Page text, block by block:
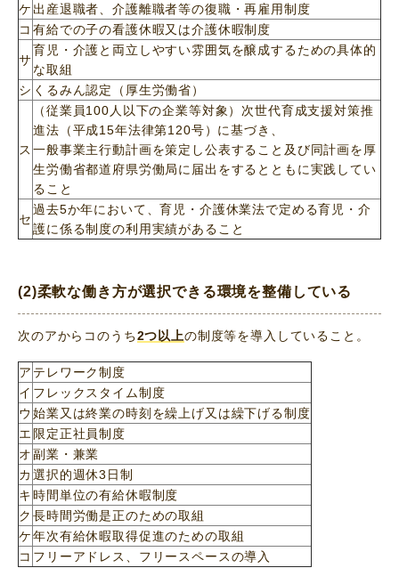
ケ出産退職者、介護離職者等の復職・再雇用制度
コ 有給での子の看護休暇又は介護休暇制度
サ
育児・介護と両立しやすい雰囲気を醸成するための具体的
な取組
シ くるみん認定（厚生労働省）
ス
（従業員100人以下の企業等対象）次世代育成支援対策推
進法（平成15年法律第120号）に基づき、
一般事業主行動計画を策定し公表すること及び同計画を厚
生労働省都道府県労働局に届出をするとともに実践してい
ること
セ
過去5か年において、育児・介護休業法で定める育児・介
護に係る制度の利用実績があること
(2)柔軟な働き方が選択できる環境を整備している
次のアからコのうち2つ以上の制度等を導入していること。
ア テレワーク制度
イ フレックスタイム制度
ウ 始業又は終業の時刻を繰上げ又は繰下げる制度
エ 限定正社員制度
オ副業・兼業
カ 選択的週休3日制
キ時間単位の有給休暇制度
ク 長時間労働是正のための取組
ケ年次有給休暇取得促進のための取組
コ フリーアドレス、フリースペースの導入